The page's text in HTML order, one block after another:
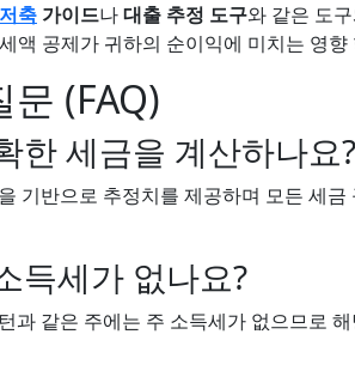
축 가이드나대출 추정 도구와 같은 도
액 공제가 귀하의 순이익에 미치는 영향
(FAQ)
한 세금을 계산하나요?
기반으로 추정치를 제공하며 모든 세
득세가 없나요?
과 같은 주에는 주 소득세가 없으므로